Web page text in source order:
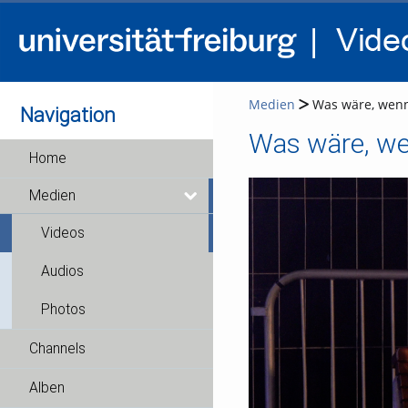
Navigation
Home
Medien
Videos
Audios
Photos
Channels
Alben
Medien Was wäre,
Was wäre,